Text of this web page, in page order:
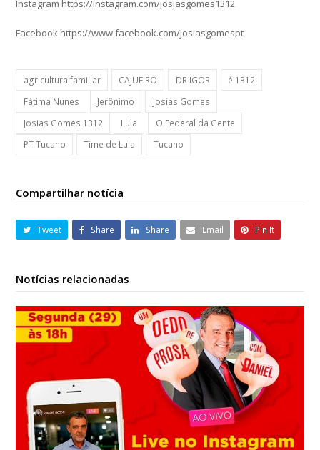
Instagram https://instagram.com/josiasgomes1312
Facebook https://www.facebook.com/josiasgomespt
agricultura familiar CAJUEIRO DR IGOR
é 1312
Fátima Nunes
Jerônimo
Josias Gomes
Josias Gomes 1312
Lula
O Federal da Gente
PT Tucano
Time de Lula Tucano
Compartilhar notícia
Tweet Share Share Email Pin It
Notícias relacionadas